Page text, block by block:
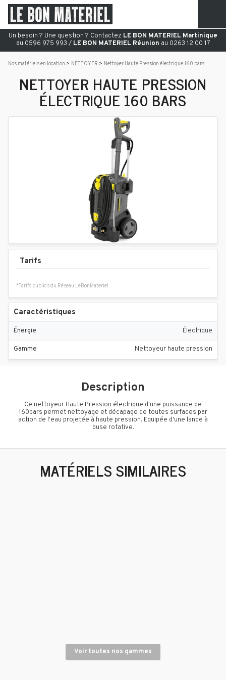
Un besoin ? Une question ? Contactez LE BON MATERIEL Martinique
au 0596 975 993 / LE BON MATERIEL Réunion au 0263 12 00 17
Nos matériels en location NETTOYER Nettoyer Haute Pression électrique 160 bars
NETTOYER HAUTE PRESSION
ÉLECTRIQUE 160 BARS
Caractéristiques
Énergie Électrique
Gamme Nettoyeur haute pression
Tarifs
*Tarifs publics du Réseau LeBonMateriel
Description
Ce nettoyeur Haute Pression électrique d'une puissance de
160bars permet nettoyage et décapage de toutes surfaces par
action de l'eau projetée à haute pression. Equipée d'une lance à
buse rotative.
MATÉRIELS SIMILAIRES
Aspirateur électrique eau et poussière
Voir toutes nos gammes